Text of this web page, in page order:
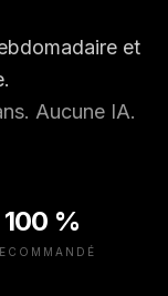
et
Aucune IA.
100 %